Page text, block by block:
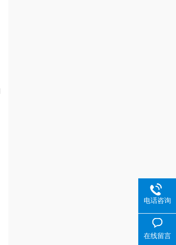
电话咨询
在线留言